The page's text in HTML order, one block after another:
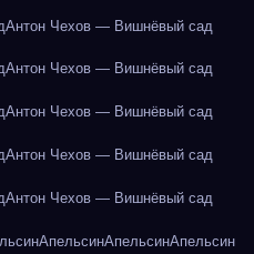
Антон Чехов — Вишнёвый сад
Антон Чехов — Вишнёвый сад
Антон Чехов — Вишнёвый сад
Антон Чехов — Вишнёвый сад
Антон Чехов — Вишнёвый сад
АпельсинАпельсинАпельсин